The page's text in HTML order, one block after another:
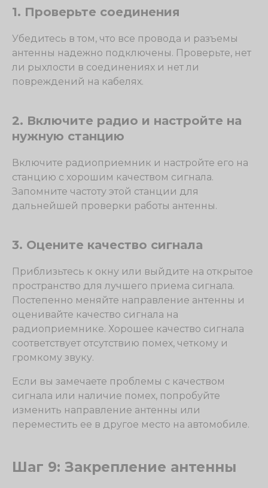
1. Проверьте соединения
Убедитесь в том, что все провода и разъемы
антенны надежно подключены. Проверьте, нет
ли рыхлости в соединениях и нет ли
повреждений на кабелях.
2. Включите радио и настройте на
нужную станцию
Включите радиоприемник и настройте его на
станцию с хорошим качеством сигнала.
Запомните частоту этой станции для
дальнейшей проверки работы антенны.
3. Оцените качество сигнала
Приблизьтесь к окну или выйдите на открытое
пространство для лучшего приема сигнала.
Постепенно меняйте направление антенны и
оценивайте качество сигнала на
радиоприемнике. Хорошее качество сигнала
соответствует отсутствию помех, четкому и
громкому звуку.
Если вы замечаете проблемы с качеством
сигнала или наличие помех, попробуйте
изменить направление антенны или
переместить ее в другое место на автомобиле.
Шаг 9: Закрепление антенны